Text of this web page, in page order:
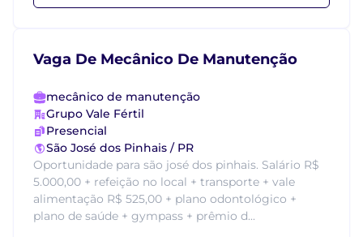
Vaga De Mecânico De Manutenção
mecânico de manutenção
Grupo Vale Fértil
Presencial
São José dos Pinhais / PR
Oportunidade para são josé dos pinhais. Salário R$
5.000,00 + refeição no local + transporte + vale
alimentação R$ 525,00 + plano odontológico +
plano de saúde + gympass + prêmio d...